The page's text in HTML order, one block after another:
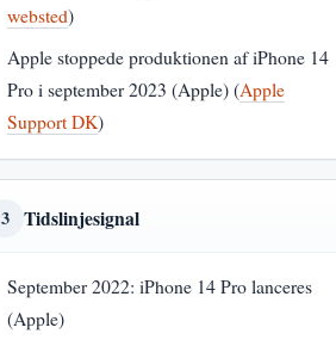
websted)
Apple stoppede produktionen af iPhone 14
Pro i september 2023 (Apple) (Apple
Support DK)
3 Tidslinjesignal
September 2022: iPhone 14 Pro lanceres
(Apple)